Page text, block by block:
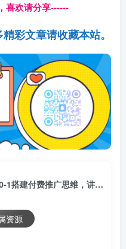
喜欢请分享------
彩文章请收藏本站。
（6332期）淘系直通车训练课，0-1搭建付费推广思维，讲基础 讲思路 讲方法 也讲实操
资源